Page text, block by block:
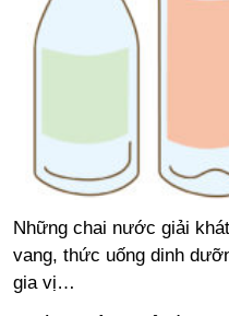
Những chai nước giải
vang, thức uống dinh
gia vị…